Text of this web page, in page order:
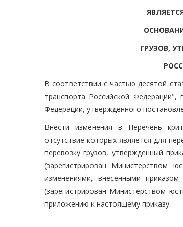
ГРУЗОВ,
В соответствии с частью десятой
транспорта Российской
Федерации, утвержденного
Внести изменения в Перечень
отсутствие которых является для
перевозку грузов, утвержденный
(зарегистрирован Министерством
изменениями, внесенными
(зарегистрирован Министерством
приложению к настоящему приказу.